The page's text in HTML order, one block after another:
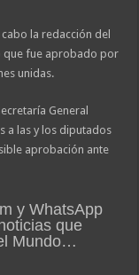
la redacción del
que fue aprobado por
unidas.
General
a las y los diputados
aprobación ante
y WhatsApp
que
Mundo…